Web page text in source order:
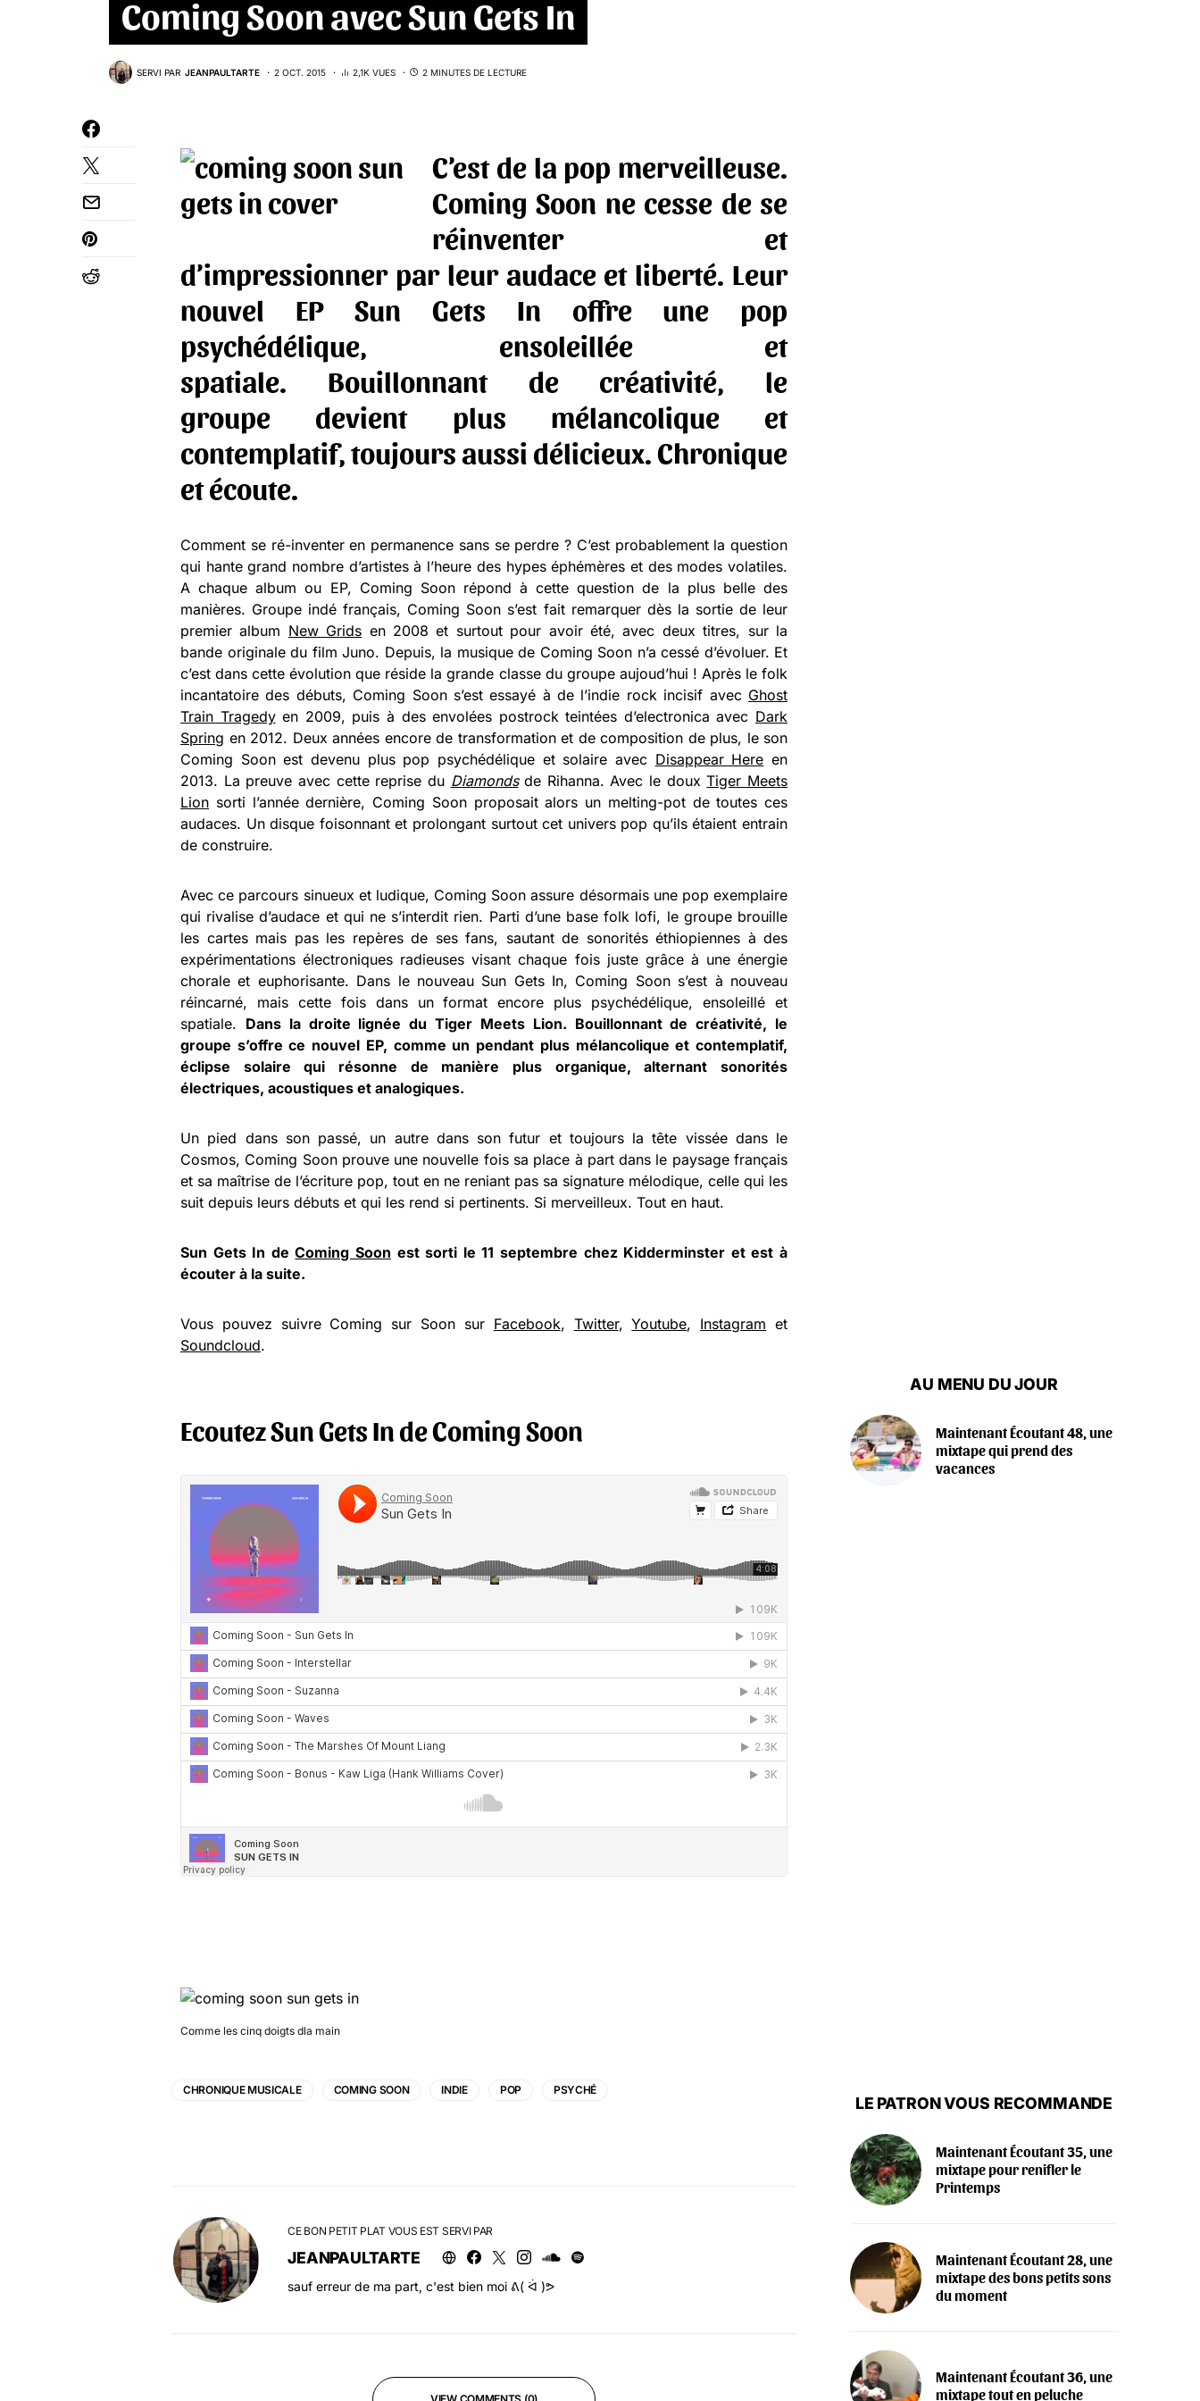
Coming Soon avec Sun Gets In
SERVI PAR JEANPAULTARTE 2 OCT. 2015 2,1K VUES 2 MINUTES DE LECTURE
C’est de la pop merveilleuse.
Coming Soon ne cesse de se
réinventer et
d’impressionner par leur audace et liberté. Leur
nouvel EP Sun Gets In offre une pop
psychédélique, ensoleillée et
spatiale. Bouillonnant de créativité, le
groupe devient plus mélancolique et
contemplatif, toujours aussi délicieux. Chronique
et écoute.
Comment se ré-inventer en permanence sans se perdre ? C’est probablement la question
qui hante grand nombre d’artistes à l’heure des hypes éphémères et des modes volatiles.
A chaque album ou EP, Coming Soon répond à cette question de la plus belle des
manières. Groupe indé français, Coming Soon s’est fait remarquer dès la sortie de leur
premier album New Grids en 2008 et surtout pour avoir été, avec deux titres, sur la
bande originale du film Juno. Depuis, la musique de Coming Soon n’a cessé d’évoluer. Et
c’est dans cette évolution que réside la grande classe du groupe aujoud’hui ! Après le folk
incantatoire des débuts, Coming Soon s’est essayé à de l’indie rock incisif avec Ghost
Train Tragedyen 2009, puis à des envolées postrock teintées d’electronica avec Dark
Spring en 2012. Deux années encore de transformation et de composition de plus, le son
Coming Soon est devenu plus pop psychédélique et solaire avec Disappear Here en
2013. La preuve avec cette reprise du Diamondsde Rihanna. Avec le douxTiger Meets
Lion sorti l’année dernière, Coming Soon proposait alors un melting-pot de toutes ces
audaces. Un disque foisonnant et prolongant surtout cet univers pop qu’ils étaient entrain
de construire.
Avec ce parcours sinueux et ludique, Coming Soon assure désormais une pop exemplaire
qui rivalise d’audace et qui ne s’interdit rien. Parti d’une base folk lofi, le groupe brouille
les cartes mais pas les repères de ses fans, sautant de sonorités éthiopiennes à des
expérimentations électroniques radieuses visant chaque fois juste grâce à une énergie
chorale et euphorisante. Dans le nouveau Sun Gets In, Coming Soon s’est à nouveau
réincarné, mais cette fois dans un format encore plus psychédélique, ensoleillé et
spatiale. Dans la droite lignée du Tiger Meets Lion. Bouillonnant de créativité, le
groupe s’offre ce nouvel EP, comme un pendant plus mélancolique et contemplatif,
éclipse solaire qui résonne de manière plus organique, alternant sonorités
électriques, acoustiques et analogiques.
Un pied dans son passé, un autre dans son futur et toujours la tête vissée dans le
Cosmos, Coming Soon prouve une nouvelle fois sa place à part dans le paysage français
et sa maîtrise de l’écriture pop, tout en ne reniant pas sa signature mélodique, celle qui les
suit depuis leurs débuts et qui les rend si pertinents. Si merveilleux. Tout en haut.
Sun Gets In deComing Soon est sorti le 11 septembre chez Kidderminster et est à
écouter à la suite.
Vous pouvez suivre Coming sur Soon sur Facebook, Twitter,Youtube, Instagram et
Soundcloud.
Ecoutez Sun Gets In de Coming Soon
Comme les cinq doigts dla main
CHRONIQUE MUSICALE COMING SOON INDIE POP PSYCHÉ
CE BON PETIT PLAT VOUS EST SERVI PAR
JEANPAULTARTE
sauf erreur de ma part, c'est bien moi ᕕ( ᐛ )ᕗ
AU MENU DU JOUR
Maintenant Écoutant 48, une
mixtape qui prend des
vacances
LE PATRON VOUS RECOMMANDE
Maintenant Écoutant 35, une
mixtape pour renifler le
Printemps
Maintenant Écoutant 28, une
mixtape des bons petits sons
du moment
Maintenant Écoutant 36, une
mixtape tout en peluche